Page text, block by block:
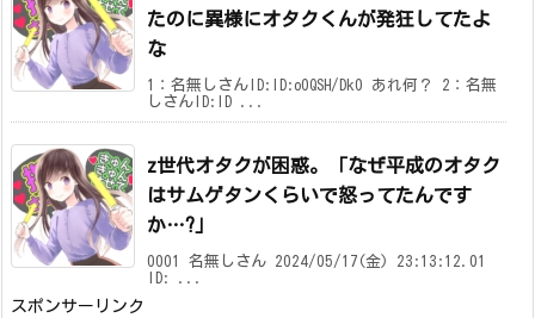
たのに異様にオタクくんが発狂してたよ
な
1：名無しさんID:ID:o0QSH/Dk0 あれ何？ 2：名無
しさんID:ID ...
z世代オタクが困惑。「なぜ平成のオタク
はサムゲタンくらいで怒ってたんです
か…?」
0001 名無しさん 2024/05/17(金) 23:13:12.01
ID: ...
スポンサーリンク